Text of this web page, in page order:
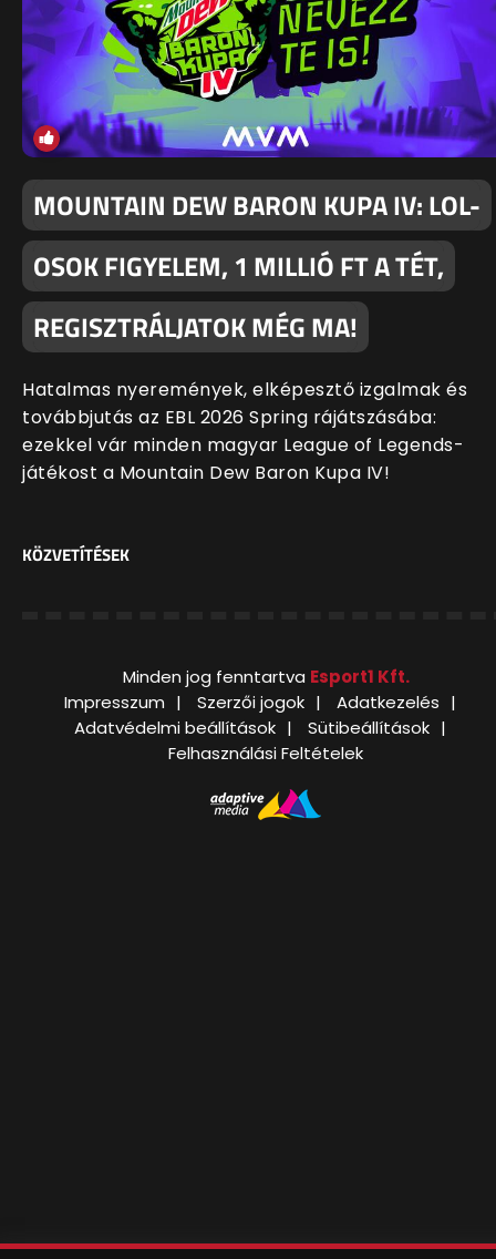
MOUNTAIN DEW BARON KUPA IV: LOL-
OSOK FIGYELEM, 1 MILLIÓ FT A TÉT,
REGISZTRÁLJATOK MÉG MA!
Hatalmas nyeremények, elképesztő izgalmak és
továbbjutás az EBL 2026 Spring rájátszásába:
ezekkel vár minden magyar League of Legends-
játékost a Mountain Dew Baron Kupa IV!
KÖZVETÍTÉSEK
Minden jog fenntartva Esport1 Kft.
Impresszum
Szerzői jogok
Adatkezelés
Adatvédelmi beállítások
Sütibeállítások
Felhasználási Feltételek